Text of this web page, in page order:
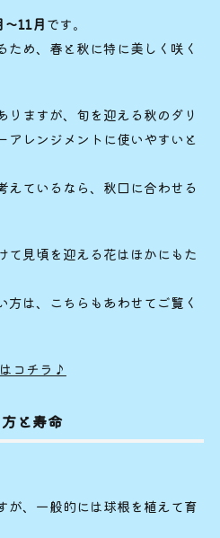
11月です。
ため、春と秋に特に美しく咲く
りますが、旬を迎える秋のダリ
アレンジメントに使いやすいと
えているなら、秋口に合わせる
て見頃を迎える花はほかにもた
方は、こちらもあわせてご覧く
コチラ♪
と寿命
が、一般的には球根を植えて育